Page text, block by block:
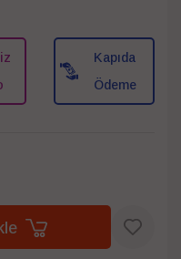
Kapıda
Ödeme